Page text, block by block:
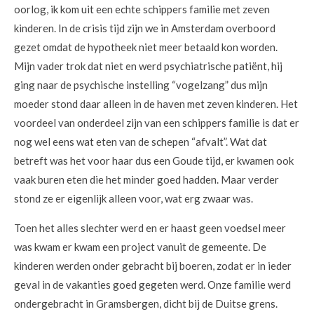
oorlog, ik kom uit een echte schippers familie met zeven
kinderen. In de crisis tijd zijn we in Amsterdam overboord
gezet omdat de hypotheek niet meer betaald kon worden.
Mijn vader trok dat niet en werd psychiatrische patiënt, hij
ging naar de psychische instelling “vogelzang” dus mijn
moeder stond daar alleen in de haven met zeven kinderen. Het
voordeel van onderdeel zijn van een schippers familie is dat er
nog wel eens wat eten van de schepen “afvalt”. Wat dat
betreft was het voor haar dus een Goude tijd, er kwamen ook
vaak buren eten die het minder goed hadden. Maar verder
stond ze er eigenlijk alleen voor, wat erg zwaar was.
Toen het alles slechter werd en er haast geen voedsel meer
was kwam er kwam een project vanuit de gemeente. De
kinderen werden onder gebracht bij boeren, zodat er in ieder
geval in de vakanties goed gegeten werd. Onze familie werd
ondergebracht in Gramsbergen, dicht bij de Duitse grens.